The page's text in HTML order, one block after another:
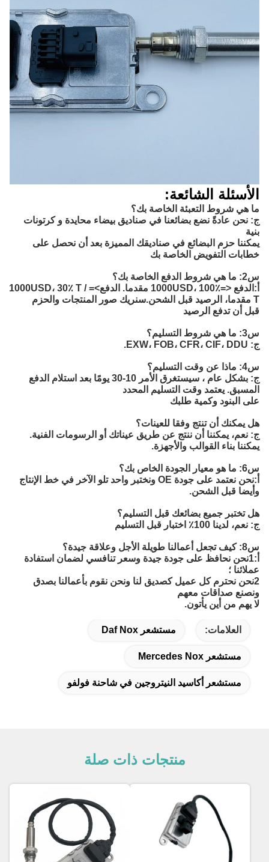
الأسئلة الشائعة:
ما هي شروط التعبئة الخاصة بك؟
ج: نحن عادةً نضع بضائعنا في صناديق بيضاء محايدة و كرتونات
بنية
يمكننا حزم البضائع في صناديقك المميزة بعد أن نحصل على
خطابات التفويض الخاصة بك
س2: ما هي شروط الدفع الخاصة بك؟
أ:
الدفع <=1000USD، 100٪ مقدما. الدفع>=1000USD، 30٪ T /
T مقدما، الرصيد قبل الشحن.
سنريك صور المنتجات والحزم
قبل أن تدفع الرصيد
س3: ما هي شروط التسليم؟
ج: EXW، FOB، CFR، CIF، DDU.
س4: ماذا عن وقت التسليم؟
ج: بشكل عام ، سيستغرق الأمر 10-30 يومًا بعد استلام الدفع
المسبق. يعتمد وقت التسليم المحدد
على البنود وكمية طلبك
هل يمكنك أن تنتج وفقا للعينات؟
ج: نعم، يمكننا أن ننتج عن طريق عيناتك أو الرسومات الفنية.
يمكننا بناء القوالب والأجهزة.
س6: ما هو معيار الجودة الخاص بك؟
أ:
وأيضا قبل الشحن.
هل تختبر جميع بضائعك قبل التسليم؟
ج: نعم، لدينا 100٪ اختبار قبل التسليم
س8: كيف تجعل أعمالنا طويلة الأجل وعلاقة جيدة؟
أ:1نحن نحافظ على جودة جيدة وسعر تنافسي لضمان استفادة
عملائنا ؛
2نحن نحترم كل عميل كصديق لنا ونحن نقوم بأعمالنا بصدق
ونصنع صداقات معهم
لا يهم من أين يأتون.
العلامات: مستشعر Daf Nox
مستشعر Mercedes Nox
مستشعر أكاسيد النيتروجين في شاحنة فولفو
منتجات ذات صلة